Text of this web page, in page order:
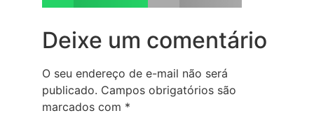
Deixe um comentário
O seu endereço de e-mail não será
publicado. Campos obrigatórios são
marcados com *